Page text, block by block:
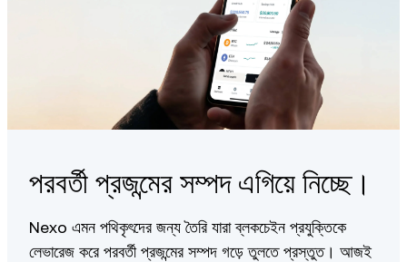
পরবর্তী প্রজন্মের সম্পদ এগিয়ে নিচ্ছে।
Nexo এমন পথিকৃৎদের জন্য তৈরি যারা ব্লকচেইন প্রযুক্তিকে
লেভারেজ করে পরবর্তী প্রজন্মের সম্পদ গড়ে তুলতে প্রস্তুত। আজই